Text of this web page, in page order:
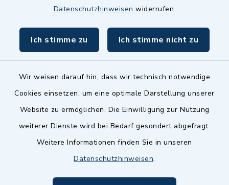
Datenschutzhinweisen widerrufen.
Ich stimme zu Ich stimme nicht zu
Wir weisen darauf hin, dass wir technisch notwendige
Cookies einsetzen, um eine optimale Darstellung unserer
Website zu ermöglichen. Die Einwilligung zur Nutzung
weiterer Dienste wird bei Bedarf gesondert abgefragt.
Weitere Informationen finden Sie in unseren
Datenschutzhinweisen.
inixmedia GmbH
Barrierefreiheit